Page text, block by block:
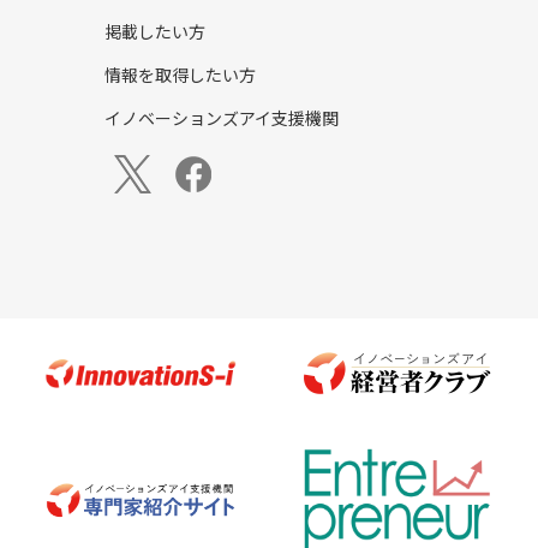
掲載したい方
情報を取得したい方
イノベーションズアイ支援機関